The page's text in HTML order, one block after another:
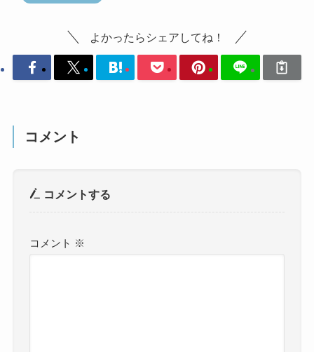
よかったらシェアしてね！
コメント
コメントする
コメント ※